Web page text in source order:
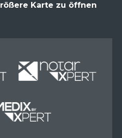
Miete